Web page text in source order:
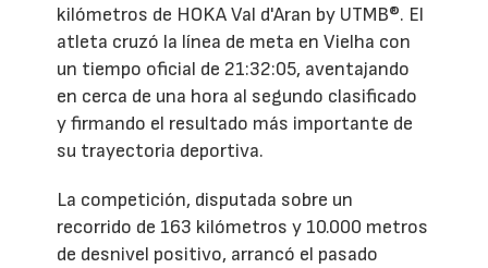
kilómetros de HOKA Val d'Aran by UTMB®. El
atleta cruzó la línea de meta en Vielha con
un tiempo oficial de 21:32:05, aventajando
en cerca de una hora al segundo clasificado
y firmando el resultado más importante de
su trayectoria deportiva.
La competición, disputada sobre un
recorrido de 163 kilómetros y 10.000 metros
de desnivel positivo, arrancó el pasado